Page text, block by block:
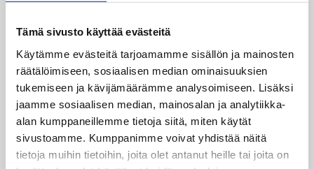
Tämä sivusto käyttää evästeitä
Käytämme evästeitä tarjoamamme sisällön ja mainosten
räätälöimiseen, sosiaalisen median ominaisuuksien
tukemiseen ja kävijämäärämme analysoimiseen. Lisäksi
jaamme sosiaalisen median, mainosalan ja analytiikka-
alan kumppaneillemme tietoja siitä, miten käytät
sivustoamme. Kumppanimme voivat yhdistää näitä
tietoja muihin tietoihin, joita olet antanut heille tai joita on
Ratikkamuseo on auki joka päivä –
kattoremontista huolimatta